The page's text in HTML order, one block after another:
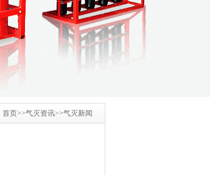
首页>>气灭资讯>>气灭新闻